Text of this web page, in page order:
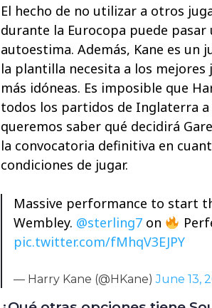
El hecho de no utilizar a otros
durante la Eurocopa puede
autoestima. Además, Kane es un
la plantilla necesita a los
más idóneas. Es imposible que
todos los partidos de Inglaterra
queremos saber qué decidirá
la convocatoria definitiva en
condiciones de jugar.
Massive performance to start
Wembley. @sterling7 on
pic.twitter.com/fMhqV3EJPY
— Harry Kane (@HKane)June 13,